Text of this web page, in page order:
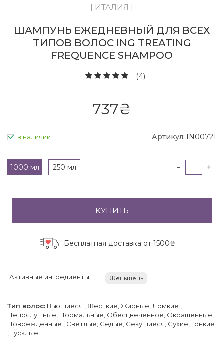
| ИТАЛИЯ |
ШАМПУНЬ ЕЖЕДНЕВНЫЙ ДЛЯ ВСЕХ
ТИПОВ ВОЛОС ING TREATING
FREQUENCE SHAMPOO
(4)
737₴
в наличии Артикул: IN00721
1000 мл 250 мл - +
КУПИТЬ
Бесплатная доставка от 1500₴
Активные ингредиенты: Женьшень
Тип волос: Вьющиеся , Жесткие, Жирные, Ломкие ,
Непослушные, Нормальные, Обесцвеченное, Окрашенные,
Повреждённые , Светлые, Седые, Секущиеся, Сухие, Тонкие
, Тусклые